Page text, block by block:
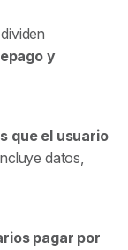
y
que el usuario
datos,
pagar por